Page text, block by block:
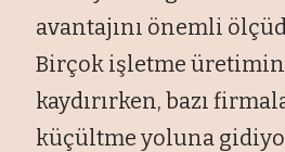
avantajını önemli
Birçok işletme
kaydırırken, bazı
küçültme yoluna